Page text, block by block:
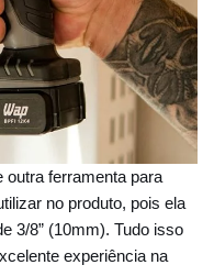
outra ferramenta para
no produto, pois ela
3/8” (10mm). Tudo isso
experiência na